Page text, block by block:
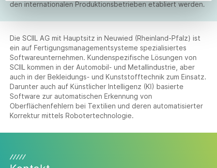
den internationalen Produktionsbetrieben etabliert werden.
Die SCIIL AG mit Hauptsitz in Neuwied (Rheinland-Pfalz) ist
ein auf Fertigungsmanagementsysteme spezialisiertes
Softwareunternehmen. Kundenspezifische Lösungen von
SCIIL kommen in der Automobil- und Metallindustrie, aber
auch in der Bekleidungs- und Kunststofftechnik zum Einsatz.
Darunter auch auf Künstlicher Intelligenz (KI) basierte
Software zur automatischen Erkennung von
Oberflächenfehlern bei Textilien und deren automatisierter
Korrektur mittels Robotertechnologie.